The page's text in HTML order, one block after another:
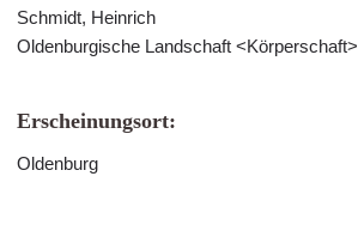
Schmidt, Heinrich
Oldenburgische Landschaft <Körperschaft>
Erscheinungsort:
Oldenburg